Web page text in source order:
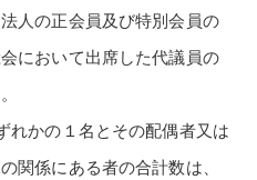
人の正会員及び特別会員の
において出席した代議員の
かの１名とその配偶者又は
関係にある者の合計数は、